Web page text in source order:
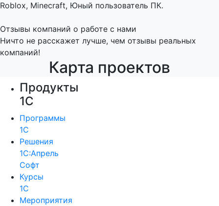
Roblox, Minecraft, Юный пользователь ПК.
Отзывы компаний о работе с нами
Ничто не расскажет лучше, чем отзывы реальных
компаний!
Карта проектов
Продукты
1С
Программы
1С
Решения
1С:Апрель
Софт
Курсы
1С
Мероприятия